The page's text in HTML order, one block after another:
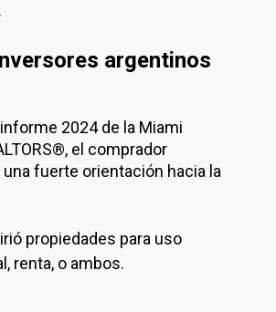
argentinos
2024 de la Miami
el comprador
fuerte orientación hacia la
propiedades para uso
renta, o ambos.